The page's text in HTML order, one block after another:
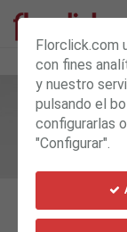
Florclick.com
con fines
y nuestro
pulsando el
configurarlas
"Configurar".